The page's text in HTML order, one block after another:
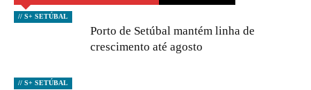
// S+ SETÚBAL
Porto de Setúbal mantém linha de
crescimento até agosto
// S+ SETÚBAL